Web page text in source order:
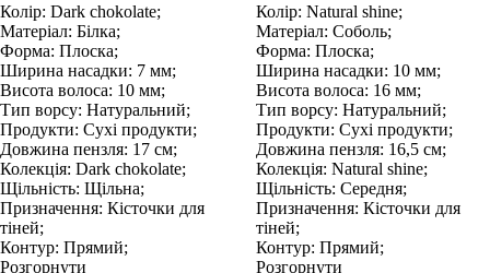
Колір: Dark chokolate;
Матеріал: Білка;
Форма: Плоска;
Ширина насадки: 7 мм;
Висота волоса: 10 мм;
Тип ворсу: Натуральний;
Продукти: Сухі продукти;
Довжина пензля: 17 см;
Колекція: Dark chokolate;
Щільність: Щільна;
Призначення: Кісточки для
тіней;
Контур: Прямий;
Розгорнути
Колір: Natural shine;
Матеріал: Соболь;
Форма: Плоска;
Ширина насадки: 10 мм;
Висота волоса: 16 мм;
Тип ворсу: Натуральний;
Продукти: Сухі продукти;
Довжина пензля: 16,5 см;
Колекція: Natural shine;
Щільність: Середня;
Призначення: Кісточки для
тіней;
Контур: Прямий;
Розгорнути